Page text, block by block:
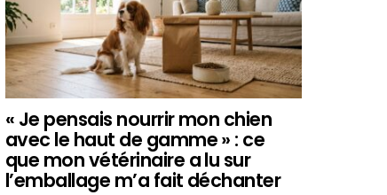
« Je pensais nourrir mon chien
avec le haut de gamme » : ce
que mon vétérinaire a lu sur
l’emballage m’a fait déchanter